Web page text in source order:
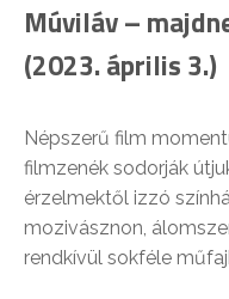
Múviláv –
(2023. április 3.)
Népszerű film
filmzenék sodorják
érzelmektől izzó
mozivásznon,
rendkívül sokféle